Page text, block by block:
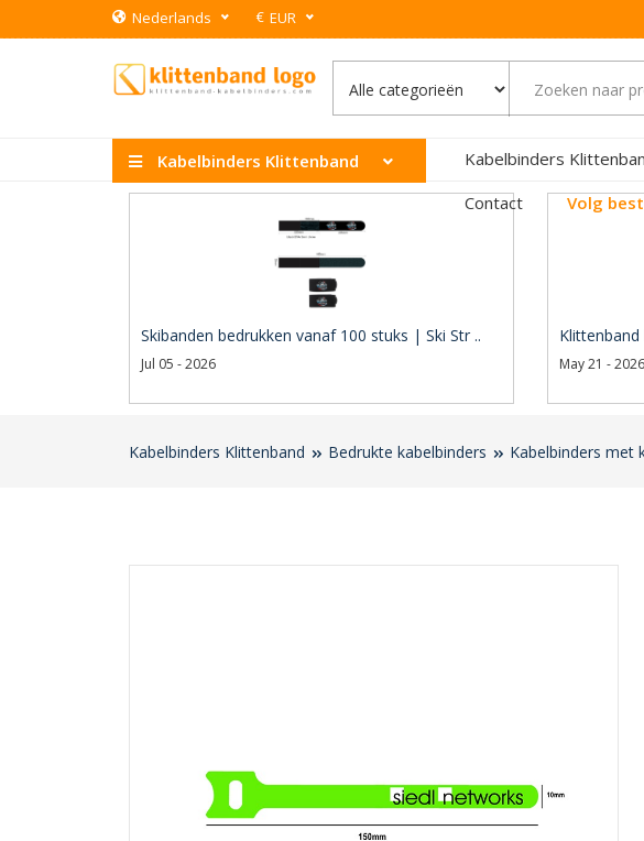
Nederlands € EUR
Kabelbinders Klittenband Kabelbinders
Contact
Volg
Skibanden bedrukken vanaf 100 stuks | Ski Str ..
Jul 05 - 2026 May 21 - 2026
Kabelbinders Klittenband Bedrukte kabelbinders Kabelbinders met